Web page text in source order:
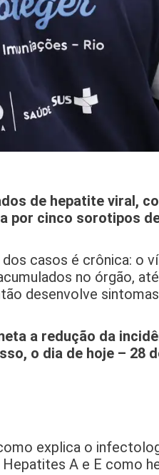
de hepatite viral,
cinco sorotipos de
casos é crônica: o
no órgão,
desenvolve
a redução da
o dia de hoje – 28
explica o
A e E como